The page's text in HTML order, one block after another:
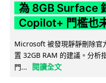
為 8GB Surface
Copilot+ 門檻也
Microsoft 被發現靜靜刪除官
置 32GB RAM 的建議。分析
門...
閱讀全文